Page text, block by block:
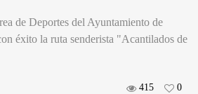
de Deportes del Ayuntamiento de
éxito la ruta senderista "Acantilados de
415 0